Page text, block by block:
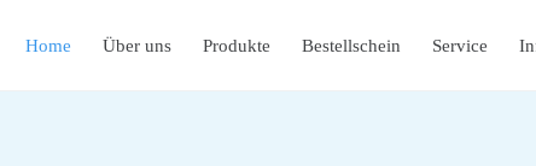
Home Über uns Produkte Bestellschein Service